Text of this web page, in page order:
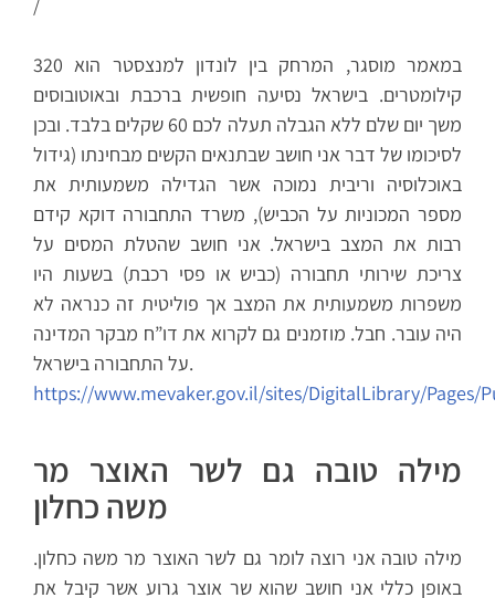
/
במאמר מוסגר, המרחק בין לונדון למנצסטר הוא 320
קילומטרים. בישראל נסיעה חופשית ברכבת ובאוטובוסים
משך יום שלם ללא הגבלה תעלה לכם 60 שקלים בלבד. ובכן
לסיכומו של דבר אני חושב שבתנאים הקשים מבחינתו (גידול
באוכלוסיה וריבית נמוכה אשר הגדילה משמעותית את
מספר המכוניות על הכביש), משרד התחבורה דוקא קידם
רבות את המצב בישראל. אני חושב שהטלת המסים על
צריכת שירותי תחבורה (כביש או פסי רכבת) בשעות היו
משפרות משמעותית את המצב אך פוליטית זה כנראה לא
היה עובר. חבל. מוזמנים גם לקרוא את דו”ח מבקר המדינה
על התחבורה בישראל.
https://www.mevaker.gov.il/sites/DigitalLibrary/Pages/
מילה טובה גם לשר האוצר מר
משה כחלון
מילה טובה אני רוצה לומר גם לשר האוצר מר משה כחלון.
באופן כללי אני חושב שהוא שר אוצר גרוע אשר קיבל את